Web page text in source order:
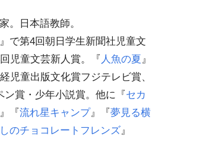
。日本語教師。
』で第4回朝日学生新聞社児童文
児童文芸新人賞。『 人魚の夏』
児童出版文化賞フジテレビ賞、
ン賞・少年小説賞。他に『セカ
』『流れ星キャンプ』『夢見る横
のチョコレートフレンズ』